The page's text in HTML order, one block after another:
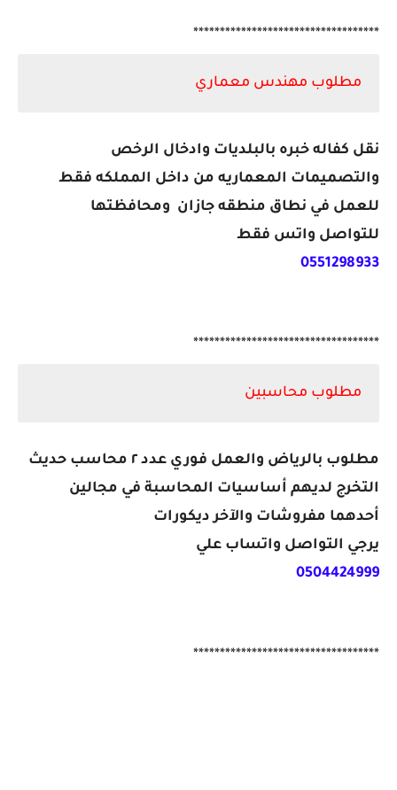
***********************************
مطلوب مهندس معماري
نقل كفاله خبره بالبلديات وادخال الرخص
والتصميمات المعماريه من داخل المملكه فقط
للعمل في نطاق منطقه جازان ومحافظتها
للتواصل واتس فقط
0551298933
***********************************
مطلوب محاسبين
مطلوب بالرياض والعمل فوري عدد ٢ محاسب حديث
التخرج لديهم أساسيات المحاسبة في مجالين
أحدهما مفروشات والآخر ديكورات
يرجي التواصل واتساب علي
0504424999
***********************************